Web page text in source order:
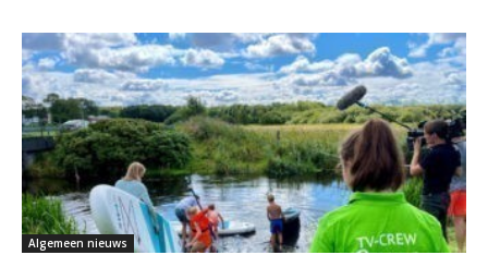
Algemeen nieuws